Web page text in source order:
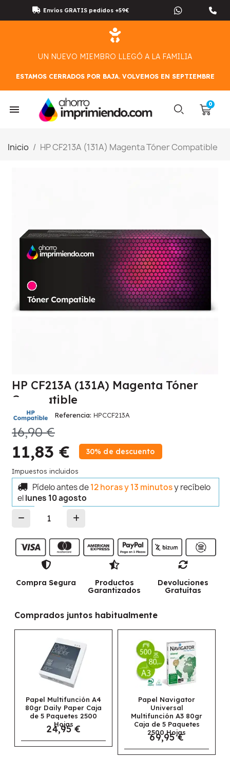
Envíos GRATIS pedidos +59€
UN NUEVO MIEMBRO LLEGÓ A LA FAMILIA
ESTAMOS CERRADOS POR BAJA. VOLVEMOS EN SEPTIEMBRE
Inicio HP CF213A (131A) Magenta Tóner Compatible
HP CF213A (131A) Magenta Tóner
Compatible
Referencia HPCCF213A
16,90 €
11,83 € 30% de descuento
Impuestos incluidos
Pídelo antes de12 horas y 13 minutosy recíbelo
ellunes 10 agosto
Compra Segura
Productos
Garantizados
Devoluciones
Gratuítas
Comprados juntos habitualmente
Papel Multifunción A4
80gr Daily Paper Caja
de 5 Paquetes 2500
Hojas
24,95 €
Papel Navigator
Universal
Multifunción A3 80gr
Caja de 5 Paquetes
2500 Hojas
69,95 €